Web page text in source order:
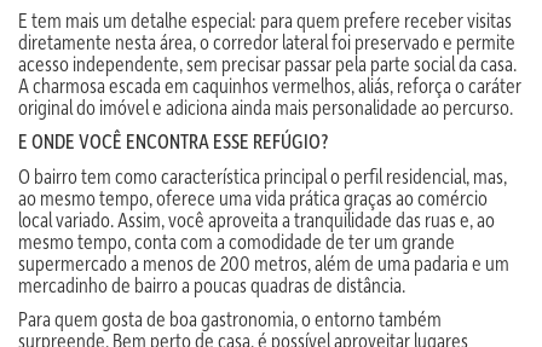
E tem mais um detalhe especial: para quem prefere receber visitas
diretamente nesta área, o corredor lateral foi preservado e permite
acesso independente, sem precisar passar pela parte social da casa.
A charmosa escada em caquinhos vermelhos, aliás, reforça o caráter
original do imóvel e adiciona ainda mais personalidade ao percurso.
E ONDE VOCÊ ENCONTRA ESSE REFÚGIO?
O bairro tem como característica principal o perfil residencial, mas,
ao mesmo tempo, oferece uma vida prática graças ao comércio
local variado. Assim, você aproveita a tranquilidade das ruas e, ao
mesmo tempo, conta com a comodidade de ter um grande
supermercado a menos de 200 metros, além de uma padaria e um
mercadinho de bairro a poucas quadras de distância.
Para quem gosta de boa gastronomia, o entorno também
surpreende. Bem perto de casa, é possível aproveitar lugares